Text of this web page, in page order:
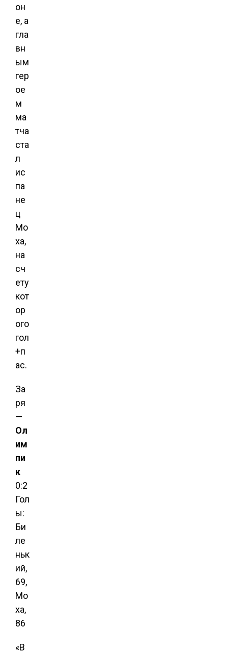
он
е, а
гла
вн
ым
гер
ое
м
ма
тча
ста
л
ис
па
не
ц
Мо
ха,
на
сч
ету
кот
ор
ого
гол
+п
ас.
За
ря
—
Ол
им
пи
к
0:2
Гол
ы:
Би
ле
ньк
ий,
69,
Мо
ха,
86
«В